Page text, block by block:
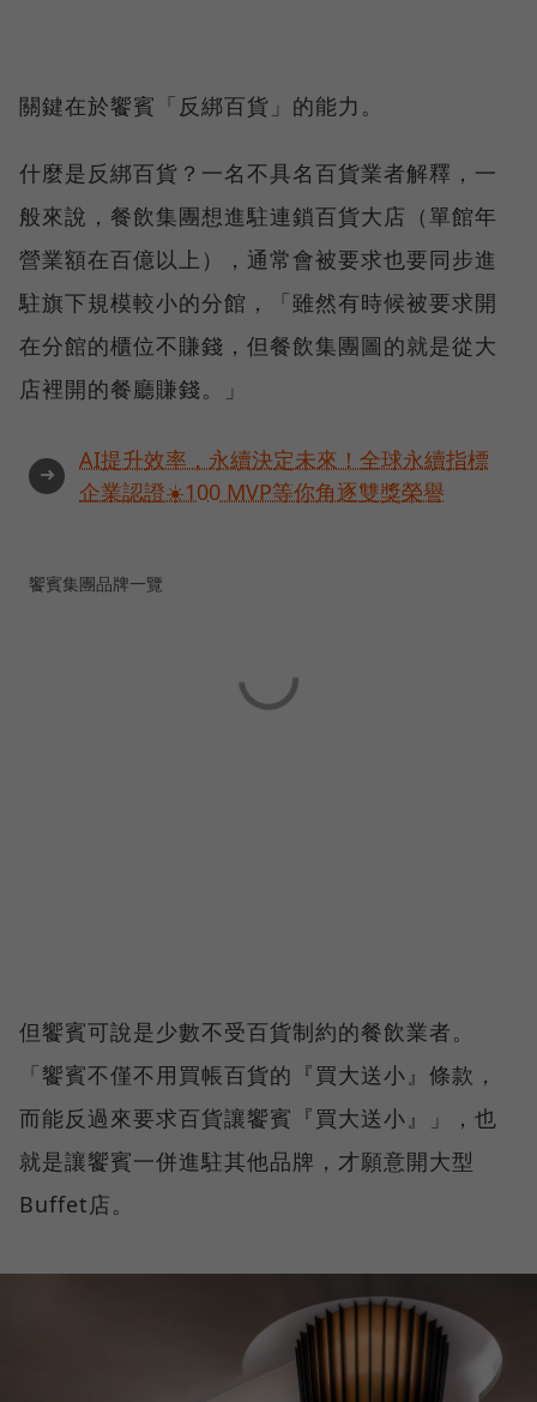
關鍵在於饗賓「反綁百貨」的能力。
什麼是反綁百貨？一名不具名百貨業者解釋，一
般來說，餐飲集團想進駐連鎖百貨大店（單館年
營業額在百億以上），通常會被要求也要同步進
駐旗下規模較小的分館，「雖然有時候被要求開
在分館的櫃位不賺錢，但餐飲集團圖的就是從大
店裡開的餐廳賺錢。」
➜
AI提升效率，永續決定未來！全球永續指標
企業認證☀️100 MVP等你角逐雙獎榮譽
饗賓集團品牌一覽
但饗賓可說是少數不受百貨制約的餐飲業者。
「饗賓不僅不用買帳百貨的『買大送小』條款，
而能反過來要求百貨讓饗賓『買大送小』」，也
就是讓饗賓一併進駐其他品牌，才願意開大型
Buffet店。